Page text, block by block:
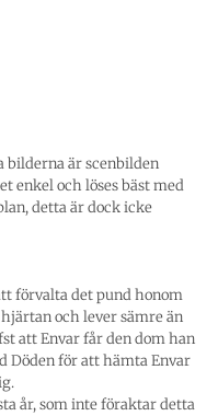
bilderna är scenbilden
enkel och löses bäst med
detta är dock icke
förvalta det pund honom
och lever sämre än
att Envar får den dom han
Döden för att hämta Envar
år, som inte föraktar detta